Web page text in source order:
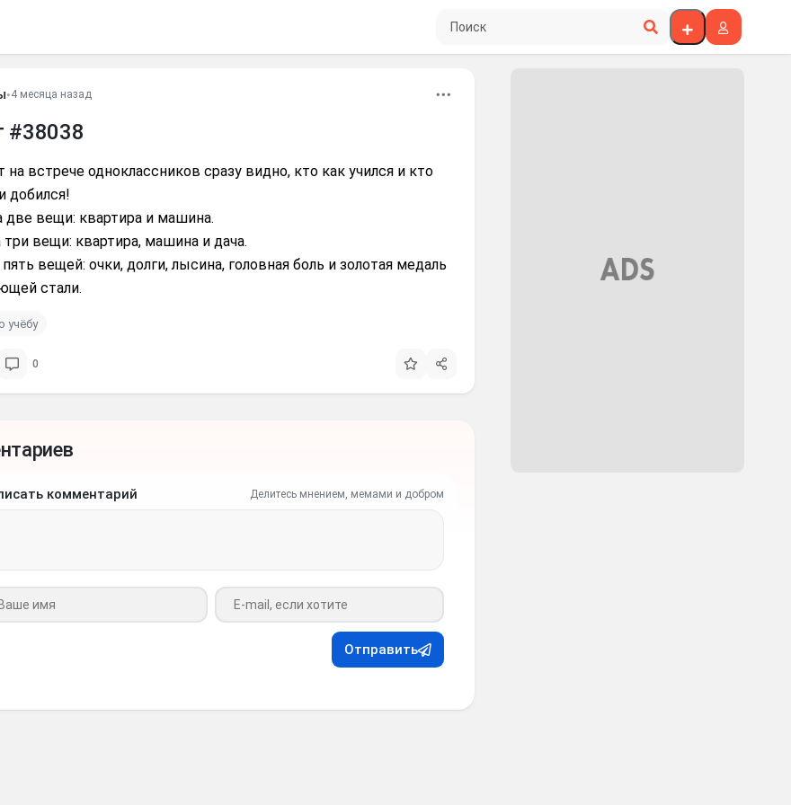
Поиск по сайту
•4 месяца назад
#38038
на встрече одноклассников сразу видно, кто как учился и кто
добился!
две вещи: квартира и машина.
три вещи: квартира, машина и дача.
вещей: очки, долги, лысина, головная боль и золотая медаль
стали.
учёбу
0
комментарий Делитесь мнением, мемами и добром
имя Ваш e-mail
Отправить